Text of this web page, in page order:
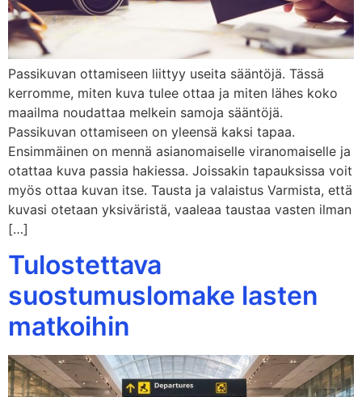
Passikuvan ottamiseen liittyy useita sääntöjä. Tässä
kerromme, miten kuva tulee ottaa ja miten lähes koko
maailma noudattaa melkein samoja sääntöjä.
Passikuvan ottamiseen on yleensä kaksi tapaa.
Ensimmäinen on mennä asianomaiselle viranomaiselle ja
otattaa kuva passia hakiessa. Joissakin tapauksissa voit
myös ottaa kuvan itse. Tausta ja valaistus Varmista, että
kuvasi otetaan yksiväristä, vaaleaa taustaa vasten ilman
[…]
Tulostettava
suostumuslomake lasten
matkoihin